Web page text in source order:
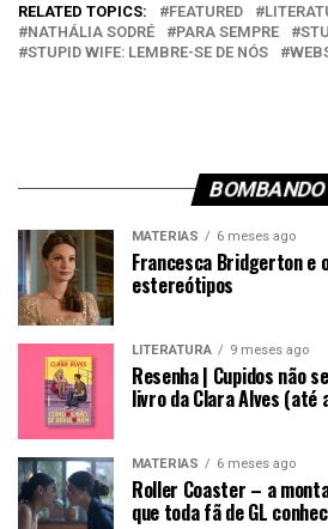
RELATED TOPICS: FEATURED
NATHÁLIA SODRÉ
PARA SEMPRE
STUPID WIFE: LEMBRE-SE DE NÓS
BOMBANDO
MATÉRIAS 6 meses ago
Francesca Bridgerton e
estereótipos
LITERATURA 9 meses ago
Resenha | Cupidos não
livro da Clara Alves (até
MATÉRIAS 6 meses ago
Roller Coaster – a
que toda fã de GL